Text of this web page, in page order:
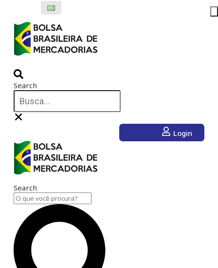
conteúdo
Search
Login
Search